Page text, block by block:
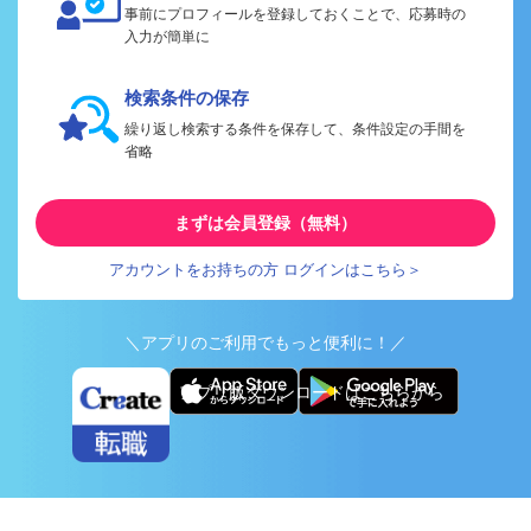
事前にプロフィールを登録しておくことで、応募時の
入力が簡単に
検索条件の保存
繰り返し検索する条件を保存して、条件設定の手間を
省略
まずは会員登録（無料）
アカウントをお持ちの方 ログインはこちら＞
＼アプリのご利用でもっと便利に！／
アプリ版ダウンロードはこちらから